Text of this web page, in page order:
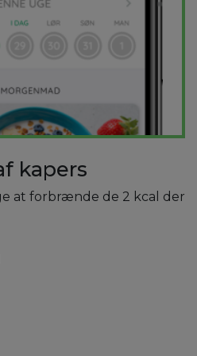
kapers
at forbrænde de 2 kcal der